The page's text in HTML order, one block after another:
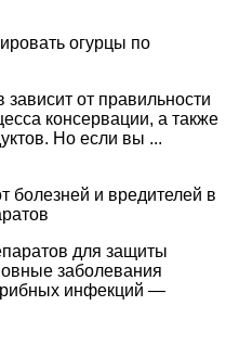
огурцы по
зависит от правильности
консервации, а также
Но если вы ...
болезней и вредителей в
для защиты
заболевания
инфекций —